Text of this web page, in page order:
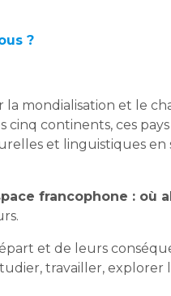
?
mondialisation et le
continents, ces pays
et linguistiques en
francophone : où
et de leurs
travailler, explorer